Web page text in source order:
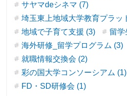
サヤマdeシネマ (7)
埼玉東上地域大学教育プラッ
地域で子育て支援 (3)
留学
海外研修_留学プログラム (3)
就職情報交換会 (2)
彩の国大学コンソーシアム (1)
FD・SD研修会 (1)